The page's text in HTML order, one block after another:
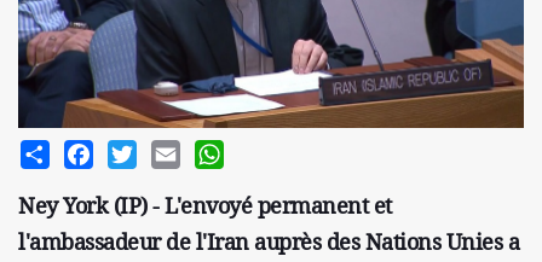
Share FacebookTwitterEmail
Ney York (IP) - L'envoyé permanent et
l'ambassadeur de l'Iran auprès des Nations Unies a